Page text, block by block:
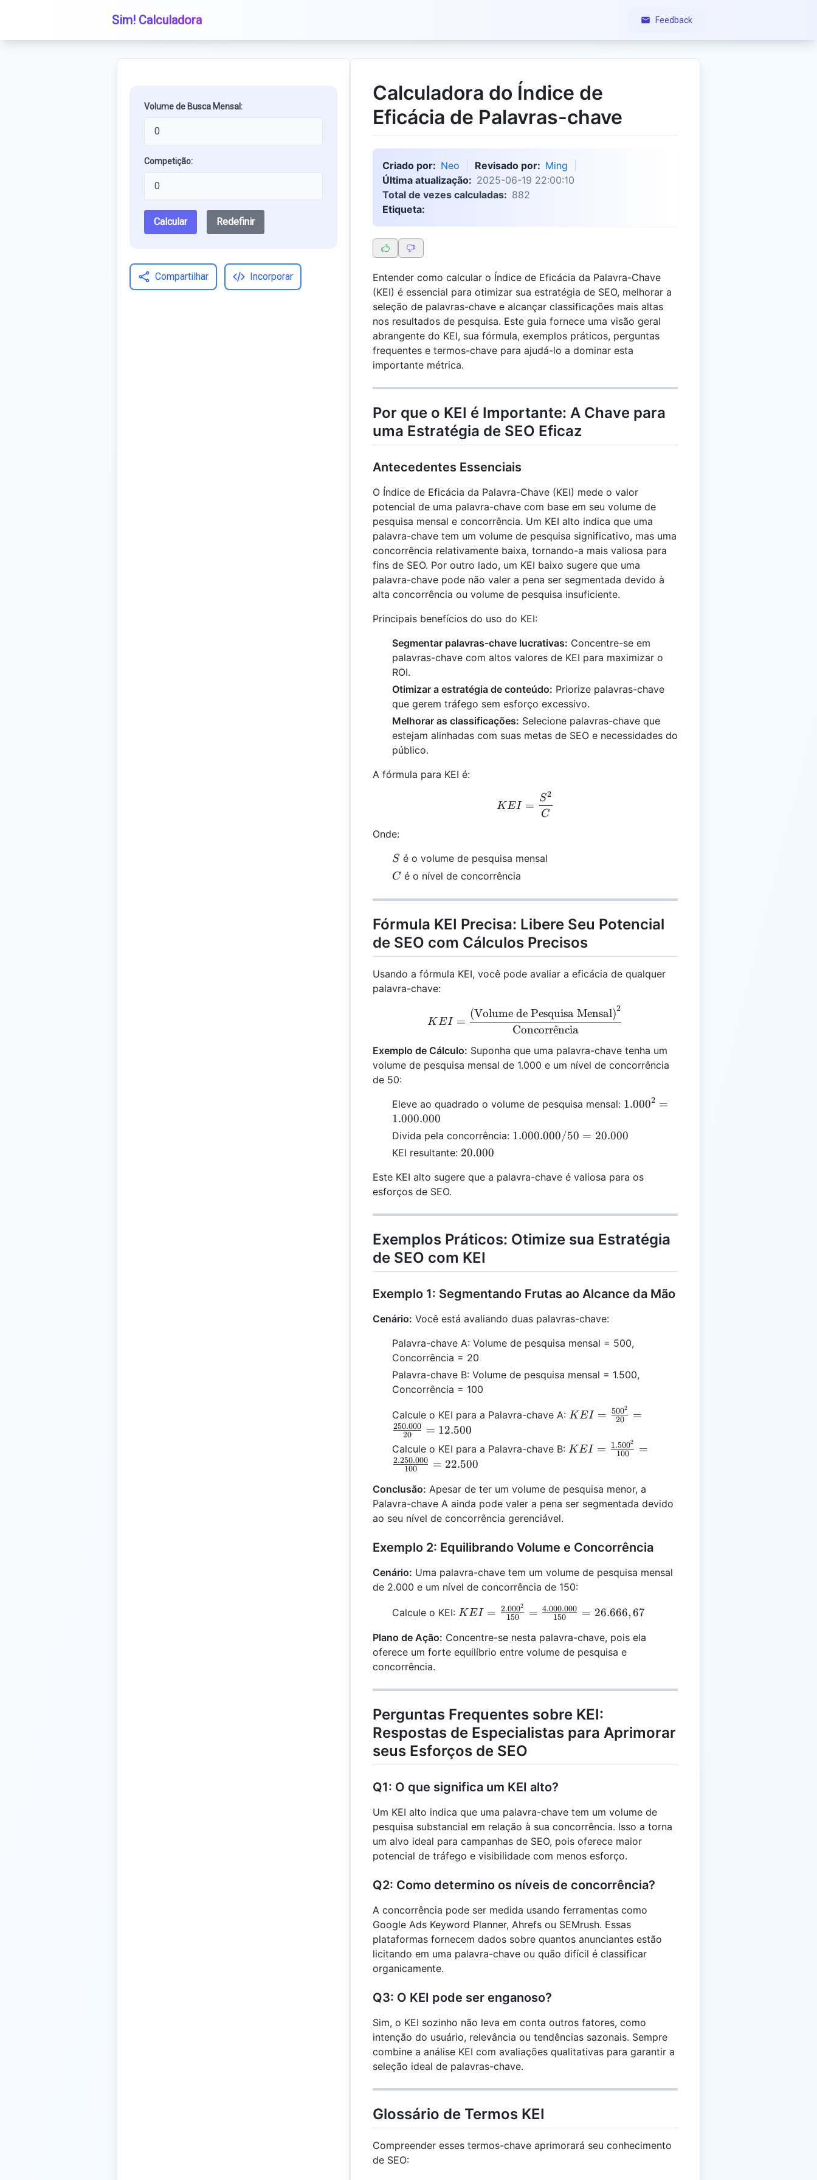
Sim! Calculadora Feedback
Volume de Busca Mensal:
Competição:
Calcular Redefinir
Compartilhar Incorporar
Calculadora do Índice de
Eficácia de Palavras-chave
Criado por: Neo Revisado por: Ming
Última atualização: 2025-06-19 22:00:10
Total de vezes calculadas: 882
Etiqueta:
Entender como calcular o Índice de Eficácia da Palavra-Chave
(KEI) é essencial para otimizar sua estratégia de SEO, melhorar a
seleção de palavras-chave e alcançar classificações mais altas
nos resultados de pesquisa. Este guia fornece uma visão geral
abrangente do KEI, sua fórmula, exemplos práticos, perguntas
frequentes e termos-chave para ajudá-lo a dominar esta
importante métrica.
Por que o KEI é Importante: A Chave para
uma Estratégia de SEO Eficaz
Antecedentes Essenciais
O Índice de Eficácia da Palavra-Chave (KEI) mede o valor
potencial de uma palavra-chave com base em seu volume de
pesquisa mensal e concorrência. Um KEI alto indica que uma
palavra-chave tem um volume de pesquisa significativo, mas uma
concorrência relativamente baixa, tornando-a mais valiosa para
fins de SEO. Por outro lado, um KEI baixo sugere que uma
palavra-chave pode não valer a pena ser segmentada devido à
alta concorrência ou volume de pesquisa insuficiente.
Principais benefícios do uso do KEI:
Segmentar palavras-chave lucrativas: Concentre-se em
palavras-chave com altos valores de KEI para maximizar o
ROI.
Otimizar a estratégia de conteúdo: Priorize palavras-chave
que gerem tráfego sem esforço excessivo.
Melhorar as classificações: Selecione palavras-chave que
estejam alinhadas com suas metas de SEO e necessidades do
público.
A fórmula para KEI é:
KEI = \frac{S^2}{C}
KEI =
C
S2
Onde:
S
S é o volume de pesquisa mensal
C
C é o nível de concorrência
Fórmula KEI Precisa: Libere Seu Potencial
de SEO com Cálculos Precisos
Usando a fórmula KEI, você pode avaliar a eficácia de qualquer
palavra-chave:
KEI = \frac{\text{(Volume de Pesquisa
KEI =
Concorre
ˆncia
(Volume de Pesquisa Mensal)2
Exemplo de Cálculo: Suponha que uma palavra-chave tenha um
volume de pesquisa mensal de 1.000 e um nível de concorrência
de 50:
Eleve ao quadrado o volume de pesquisa mensal: 1.000^2
1.000.000
1.0002 =
1.000.000
Divida pela concorrência: 1.000.000
1.000.000/50 = 20.000
KEI resultante: 20.000
20.000
Este KEI alto sugere que a palavra-chave é valiosa para os
esforços de SEO.
Exemplos Práticos: Otimize sua Estratégia
de SEO com KEI
Exemplo 1: Segmentando Frutas ao Alcance da Mão
Cenário: Você está avaliando duas palavras-chave:
Palavra-chave A: Volume de pesquisa mensal = 500,
Concorrência = 20
Palavra-chave B: Volume de pesquisa mensal = 1.500,
Concorrência = 100
Calcule o KEI para a Palavra-chave A: KEI =
\frac{500^2}
\frac{250.000}
KEI = 20
5002 =
20
250.000 = 12.500
Calcule o KEI para a Palavra-chave B: KEI =
\frac{1.500^2}
\frac{2.250.000}
{100} = 22.500
KEI = 100
1.5002 =
100
2.250.000 = 22.500
Conclusão: Apesar de ter um volume de pesquisa menor, a
Palavra-chave A ainda pode valer a pena ser segmentada devido
ao seu nível de concorrência gerenciável.
Exemplo 2: Equilibrando Volume e Concorrência
Cenário: Uma palavra-chave tem um volume de pesquisa mensal
de 2.000 e um nível de concorrência de 150:
Calcule o KEI: KEI =
\frac{2.000^2}
{150} =
\frac{4.000.000}
KEI = 150
2.0002 = 150
4.000.000 = 26.666,67
Plano de Ação: Concentre-se nesta palavra-chave, pois ela
oferece um forte equilíbrio entre volume de pesquisa e
concorrência.
Perguntas Frequentes sobre KEI:
Respostas de Especialistas para Aprimorar
seus Esforços de SEO
Q1: O que significa um KEI alto?
Um KEI alto indica que uma palavra-chave tem um volume de
pesquisa substancial em relação à sua concorrência. Isso a torna
um alvo ideal para campanhas de SEO, pois oferece maior
potencial de tráfego e visibilidade com menos esforço.
Q2: Como determino os níveis de concorrência?
A concorrência pode ser medida usando ferramentas como
Google Ads Keyword Planner, Ahrefs ou SEMrush. Essas
plataformas fornecem dados sobre quantos anunciantes estão
licitando em uma palavra-chave ou quão difícil é classificar
organicamente.
Q3: O KEI pode ser enganoso?
Sim, o KEI sozinho não leva em conta outros fatores, como
intenção do usuário, relevância ou tendências sazonais. Sempre
combine a análise KEI com avaliações qualitativas para garantir a
seleção ideal de palavras-chave.
Glossário de Termos KEI
Compreender esses termos-chave aprimorará seu conhecimento
de SEO: